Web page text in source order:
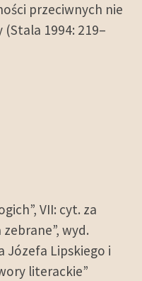
przeciwnych nie
(Stala 1994: 219–
VII: cyt. za
wyd.
Józefa Lipskiego i
literackie”